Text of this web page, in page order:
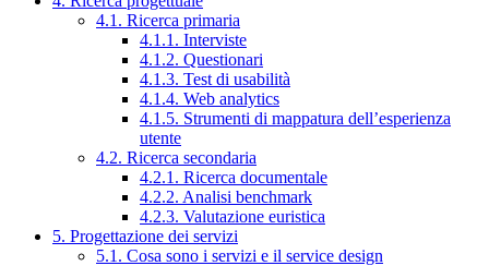
4.1. Ricerca primaria
4.1.1. Interviste
4.1.2. Questionari
4.1.3. Test di usabilità
4.1.4. Web analytics
4.1.5. Strumenti di mappatura dell’esperienza
utente
4.2. Ricerca secondaria
4.2.1. Ricerca documentale
4.2.2. Analisi benchmark
4.2.3. Valutazione euristica
5. Progettazione dei servizi
5.1. Cosa sono i servizi e il service design